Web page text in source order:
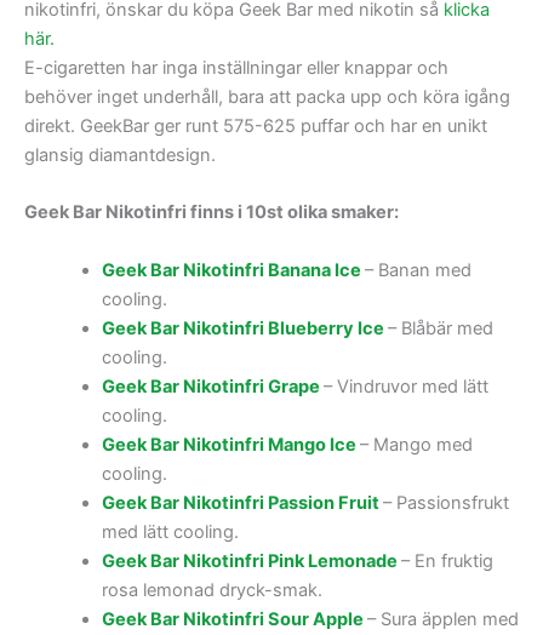
nikotinfri, önskar du köpa Geek Bar med nikotin så klicka
här.
E-cigaretten har inga inställningar eller knappar och
behöver inget underhåll, bara att packa upp och köra igång
direkt. GeekBar ger runt 575-625 puffar och har en unikt
glansig diamantdesign.
Geek Bar Nikotinfri finns i 10st olika smaker:
Geek Bar Nikotinfri Banana Ice – Banan med
cooling.
Geek Bar Nikotinfri Blueberry Ice – Blåbär med
cooling.
Geek Bar Nikotinfri Grape – Vindruvor med lätt
cooling.
Geek Bar Nikotinfri Mango Ice – Mango med
cooling.
Geek Bar Nikotinfri Passion Fruit– Passionsfrukt
med lätt cooling.
Geek Bar Nikotinfri Pink Lemonade – En fruktig
rosa lemonad dryck-smak.
Geek Bar Nikotinfri Sour Apple – Sura äpplen med